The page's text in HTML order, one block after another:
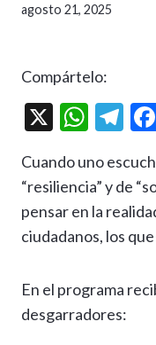
agosto 21, 2025
Compártelo:
X
W
at
s
A
p
T
e
gr
a
Cuando uno
“resiliencia” y de
pensar en la
ciudadanos, los
En el programa
desgarradores: